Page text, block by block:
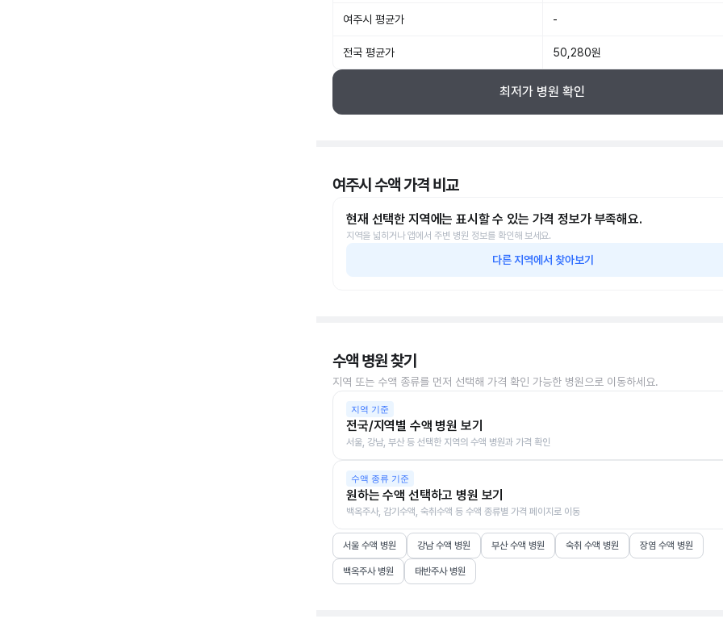
여주시 평균가 -
전국 평균가 50,280원
최저가 병원 확인
여주시 수액 가격 비교
현재 선택한 지역에는 표시할 수 있는 가격 정보가 부족해요.
지역을 넓히거나 앱에서 주변 병원 정보를 확인해 보세요.
다른 지역에서 찾아보기
수액 병원 찾기
지역 또는 수액 종류를 먼저 선택해 가격 확인 가능한 병원으로 이동하세요.
지역 기준
전국/지역별 수액 병원 보기
서울, 강남, 부산 등 선택한 지역의 수액 병원과 가격 확인
수액 종류 기준
원하는 수액 선택하고 병원 보기
백옥주사, 감기수액, 숙취수액 등 수액 종류별 가격 페이지로 이동
서울 수액 병원 강남 수액 병원 부산 수액 병원 숙취 수액 병원 장염 수액 병원
백옥주사 병원 태반주사 병원